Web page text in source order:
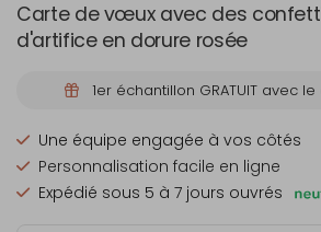
Carte de vœux avec des
d'artifice en dorure rosée
1er échantillon GRATUIT avec le
Une équipe engagée à vos côtés
Personnalisation facile en ligne
Expédié sous 5 à 7 jours ouvrés